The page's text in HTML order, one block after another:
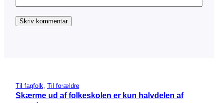
Til fagfolk Til forældre
Skærme ud af folkeskolen er kun halvdelen af